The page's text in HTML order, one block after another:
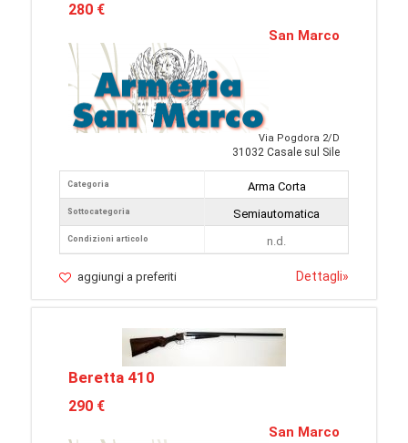
280 €
San Marco
Via Pogdora 2/D
31032 Casale sul Sile
Categoria
Sottocategoria
Condizioni articolo
Arma Corta
Semiautomatica
n.d.
aggiungi a preferiti Dettagli»
Beretta 410
290 €
San Marco